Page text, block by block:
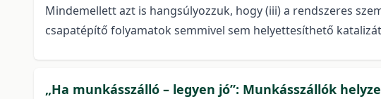
Mindemellett azt is hangsúlyozzuk, hogy (iii) a rendszeres
csapatépítő folyamatok semmivel sem helyettesíthető
„Ha munkásszálló – legyen jó”: Munkásszállók